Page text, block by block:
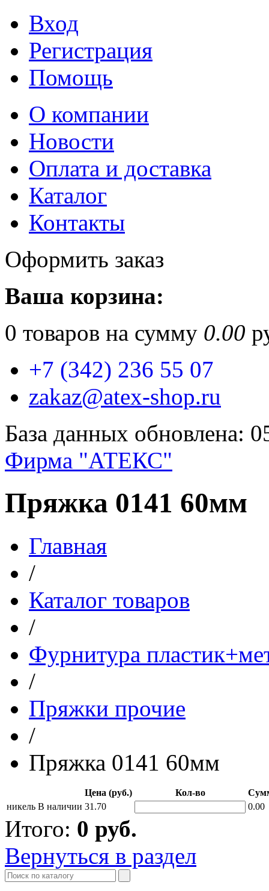
Вход
Регистрация
Помощь
О компании
Новости
Оплата и доставка
Каталог
Контакты
Оформить заказ
Ваша корзина:
0 товаров на сумму 0.00
+7 (342) 236 55 07
zakaz@atex-shop.ru
База данных обновлена:
Фирма "АТЕКС"
Пряжка 0141 60мм
Главная
/
Каталог товаров
/
Фурнитура
/
Пряжки прочие
/
Пряжка 0141 60мм
Цена (руб.) Кол-во
никель В наличии 31.70 0.00
Итого: 0 руб.
Вернуться в раздел